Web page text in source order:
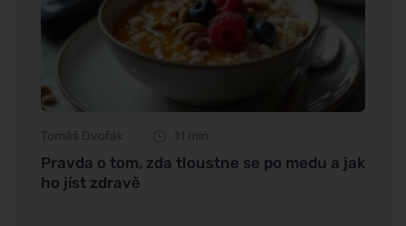
Tomáš Dvořák 11 min
Pravda o tom, zda tloustne se po medu a jak
ho jíst zdravě